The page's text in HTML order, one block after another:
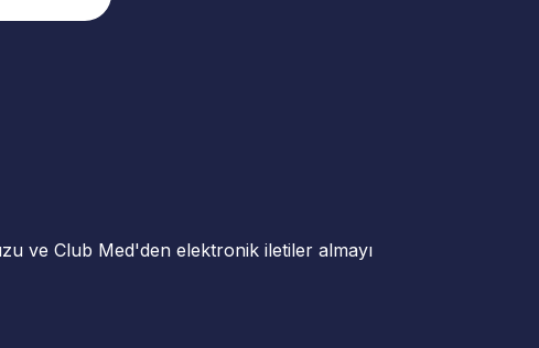
ve Club Med'den elektronik iletiler almayı